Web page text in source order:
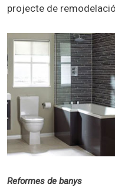
projecte de
Reformes de banys